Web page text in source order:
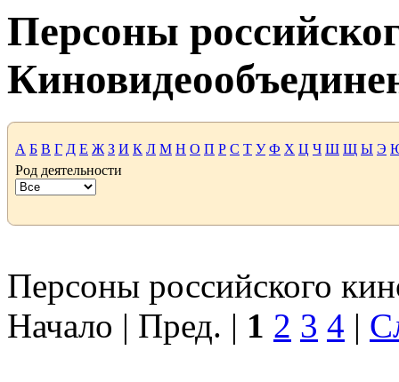
Персоны
А Б В Г Д Е Ж З И К Л М Н О П Р С Т У Ф Х Ц Ч Ш Щ Ы Э
Род деятельности
Персоны российского
Начало | Пред. | 1 2 3 4 |